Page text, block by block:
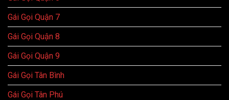
Gái Gọi Quận 7
Gái Gọi Quận 8
Gái Gọi Quận 9
Gái Gọi Tân Bình
Gái Gọi Tân Phú